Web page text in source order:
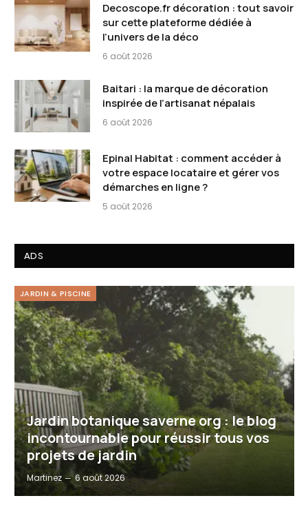
Decoscope.fr décoration : tout savoir
sur cette plateforme dédiée à
l’univers de la déco
6 août 2026
Baitari : la marque de décoration
inspirée de l’artisanat népalais
6 août 2026
Epinal Habitat : comment accéder à
votre espace locataire et gérer vos
démarches en ligne ?
5 août 2026
ADS
JARDIN & PISCINE
Jardin botanique saverne org : le blog
incontournable pour réussir tous vos
projets de jardin
Martinez 6 août 2026